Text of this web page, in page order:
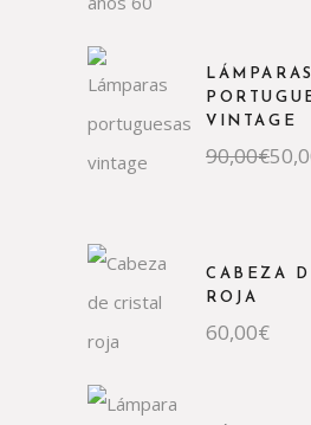
LÁMPARAS
VINTAGE
90,00€
El
precio
El
precio
CABEZA
ROJA
60,00€